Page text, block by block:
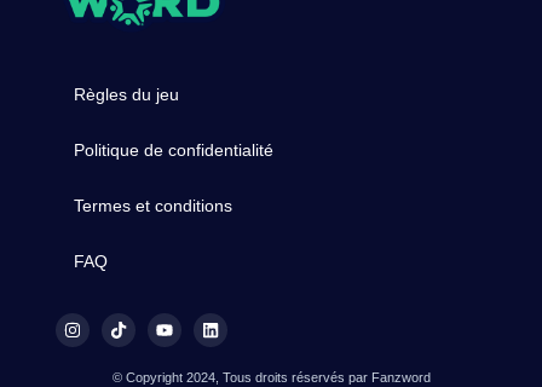
Règles du jeu
Politique de confidentialité
Termes et conditions
FAQ
© Copyright 2024, Tous droits réservés par Fanzword